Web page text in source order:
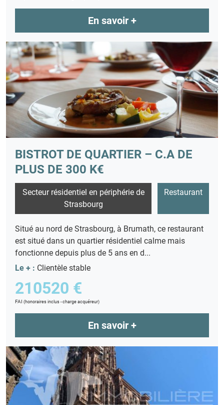
En savoir +
BISTROT DE QUARTIER – C.A DE
PLUS DE 300 K€
Secteur résidentiel en périphérie de
Strasbourg
Restaurant
Situé au nord de Strasbourg, à Brumath, ce restaurant
est situé dans un quartier résidentiel calme mais
fonctionne depuis plus de 5 ans en d...
Le + : Clientèle stable
210520 €
FAI (honoraires inclus - charge acquéreur)
En savoir +